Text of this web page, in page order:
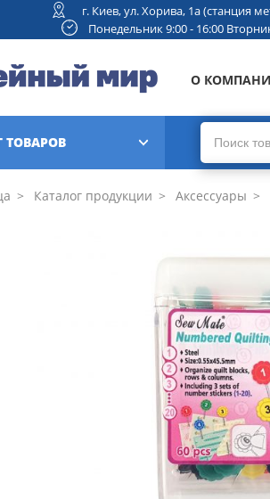
г. Киев, ул. Хорива, 1а (станция
Понедельник 9:00 - 16:00
О
ТОВАРОВ
машины
машины
машины
Каталог продукции Аксессуары